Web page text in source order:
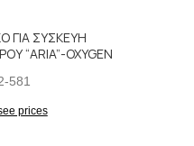
ΓΙΑ ΣΥΣΚΕΥΗ
“ARIA”-OXYGEN
581
prices